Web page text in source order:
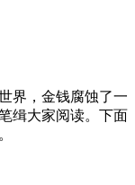
界，金钱腐蚀了一
缉大家阅读。下面